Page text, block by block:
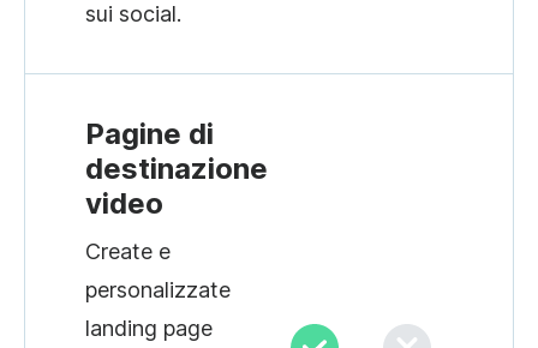
sui social.
Pagine di
destinazione
video
Create e
personalizzate
landing page